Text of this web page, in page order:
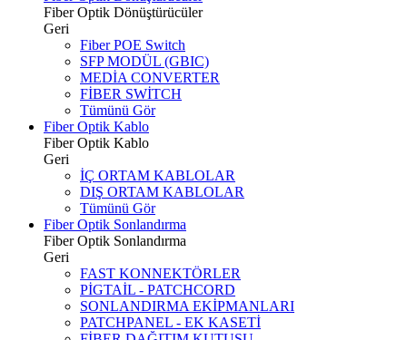
Fiber Optik Dönüştürücüler
Geri
Fiber POE Switch
SFP MODÜL (GBIC)
MEDİA CONVERTER
FİBER SWİTCH
Tümünü Gör
Fiber Optik Kablo
Fiber Optik Kablo
Geri
İÇ ORTAM KABLOLAR
DIŞ ORTAM KABLOLAR
Tümünü Gör
Fiber Optik Sonlandırma
Fiber Optik Sonlandırma
Geri
FAST KONNEKTÖRLER
PİGTAİL - PATCHCORD
SONLANDIRMA EKİPMANLARI
PATCHPANEL - EK KASETİ